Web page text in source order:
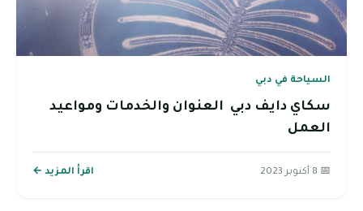
السياحة في دبي
سكاي دايف دبي العنوان والخدمات ومواعيد
العمل
📅 8 أكتوبر 2023 اقرأ المزيد ←